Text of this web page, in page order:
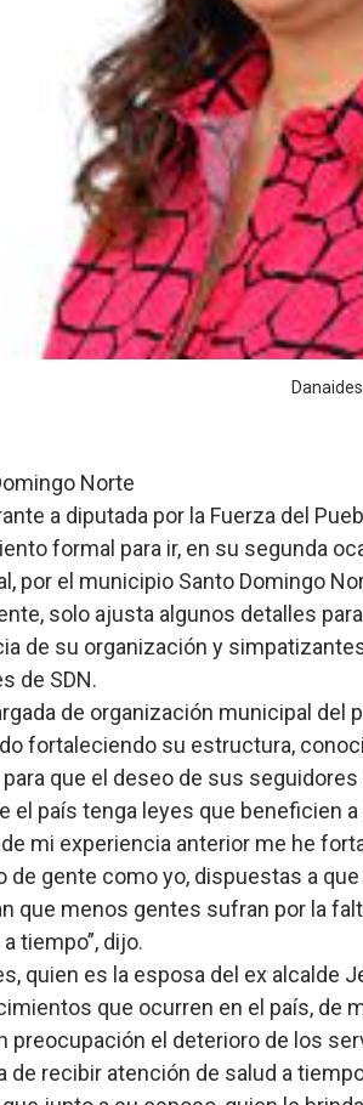
Roberto Ángel Salcedo anuncia
Lee Ballester a los que se
Operativo Interinstitucional
Trabajadores de la prensa y
Ministerio de Cultura anuncia
Más de 180 dirigentes sindicales
Norte
a diputada por la Fuerza del
formal para ir, en su segunda
por el municipio Santo Domingo
solo ajusta algunos detalles
de su organización y
de SDN.
de organización municipal del
fortaleciendo su estructura,
que el deseo de sus
el país tenga leyes que beneficien
de mi experiencia anterior me he
de gente como yo, dispuestas a
que menos gentes sufran por la
tiempo”, dijo.
quien es la esposa del ex alcalde
que ocurren en el país, de
preocupación el deterioro de los
de recibir atención de salud a